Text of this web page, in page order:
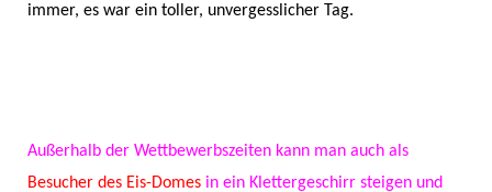
immer, es war ein toller, unvergesslicher Tag.
Außerhalb der Wettbewerbszeiten kann man auch als
Besucher des Eis-Domes in ein Klettergeschirr steigen und